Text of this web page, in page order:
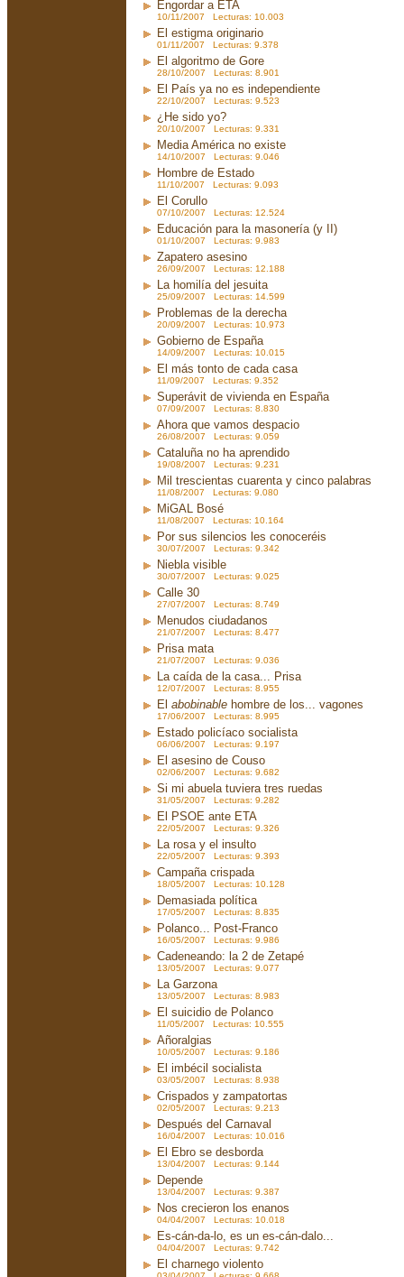
Engordar a ETA
10/11/2007 Lecturas: 10.003
El estigma originario
01/11/2007 Lecturas: 9.378
El algoritmo de Gore
28/10/2007 Lecturas: 8.901
El País ya no es independiente
22/10/2007 Lecturas: 9.523
¿He sido yo?
20/10/2007 Lecturas: 9.331
Media América no existe
14/10/2007 Lecturas: 9.046
Hombre de Estado
11/10/2007 Lecturas: 9.093
El Corullo
07/10/2007 Lecturas: 12.524
Educación para la masonería (y II)
01/10/2007 Lecturas: 9.983
Zapatero asesino
26/09/2007 Lecturas: 12.188
La homilía del jesuita
25/09/2007 Lecturas: 14.599
Problemas de la derecha
20/09/2007 Lecturas: 10.973
Gobierno de España
14/09/2007 Lecturas: 10.015
El más tonto de cada casa
11/09/2007 Lecturas: 9.352
Superávit de vivienda en España
07/09/2007 Lecturas: 8.830
Ahora que vamos despacio
26/08/2007 Lecturas: 9.059
Cataluña no ha aprendido
19/08/2007 Lecturas: 9.231
Mil trescientas cuarenta y cinco palabras
11/08/2007 Lecturas: 9.080
MiGAL Bosé
11/08/2007 Lecturas: 10.164
Por sus silencios les conoceréis
30/07/2007 Lecturas: 9.342
Niebla visible
30/07/2007 Lecturas: 9.025
Calle 30
27/07/2007 Lecturas: 8.749
Menudos ciudadanos
21/07/2007 Lecturas: 8.477
Prisa mata
21/07/2007 Lecturas: 9.036
La caída de la casa... Prisa
12/07/2007 Lecturas: 8.955
El abobinable hombre de los... vagones
17/06/2007 Lecturas: 8.995
Estado policíaco socialista
06/06/2007 Lecturas: 9.197
El asesino de Couso
02/06/2007 Lecturas: 9.682
Si mi abuela tuviera tres ruedas
31/05/2007 Lecturas: 9.282
El PSOE ante ETA
22/05/2007 Lecturas: 9.326
La rosa y el insulto
22/05/2007 Lecturas: 9.393
Campaña crispada
18/05/2007 Lecturas: 10.128
Demasiada política
17/05/2007 Lecturas: 8.835
Polanco... Post-Franco
16/05/2007 Lecturas: 9.986
Cadeneando: la 2 de Zetapé
13/05/2007 Lecturas: 9.077
La Garzona
13/05/2007 Lecturas: 8.983
El suicidio de Polanco
11/05/2007 Lecturas: 10.555
Añoralgias
10/05/2007 Lecturas: 9.186
El imbécil socialista
03/05/2007 Lecturas: 8.938
Crispados y zampatortas
02/05/2007 Lecturas: 9.213
Después del Carnaval
16/04/2007 Lecturas: 10.016
El Ebro se desborda
13/04/2007 Lecturas: 9.144
Depende
13/04/2007 Lecturas: 9.387
Nos crecieron los enanos
04/04/2007 Lecturas: 10.018
Es-cán-da-lo, es un es-cán-dalo...
04/04/2007 Lecturas: 9.742
El charnego violento